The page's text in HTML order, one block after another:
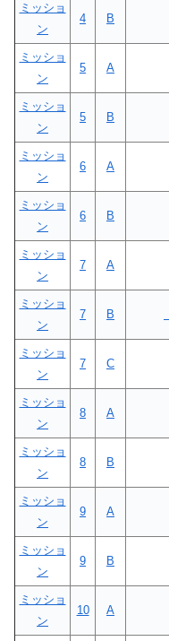
ミッショ
ン
4 B
ミッショ
ン
5 A
ミッショ
ン
5 B
ミッショ
ン
6 A
ミッショ
ン
6 B
ミッショ
ン
7 A
ミッショ
ン
7 B
ミッショ
ン
7 C
ミッショ
ン
8 A
ミッショ
ン
8 B
ミッショ
ン
9 A
ミッショ
ン
9 B
ミッショ
ン
10 A